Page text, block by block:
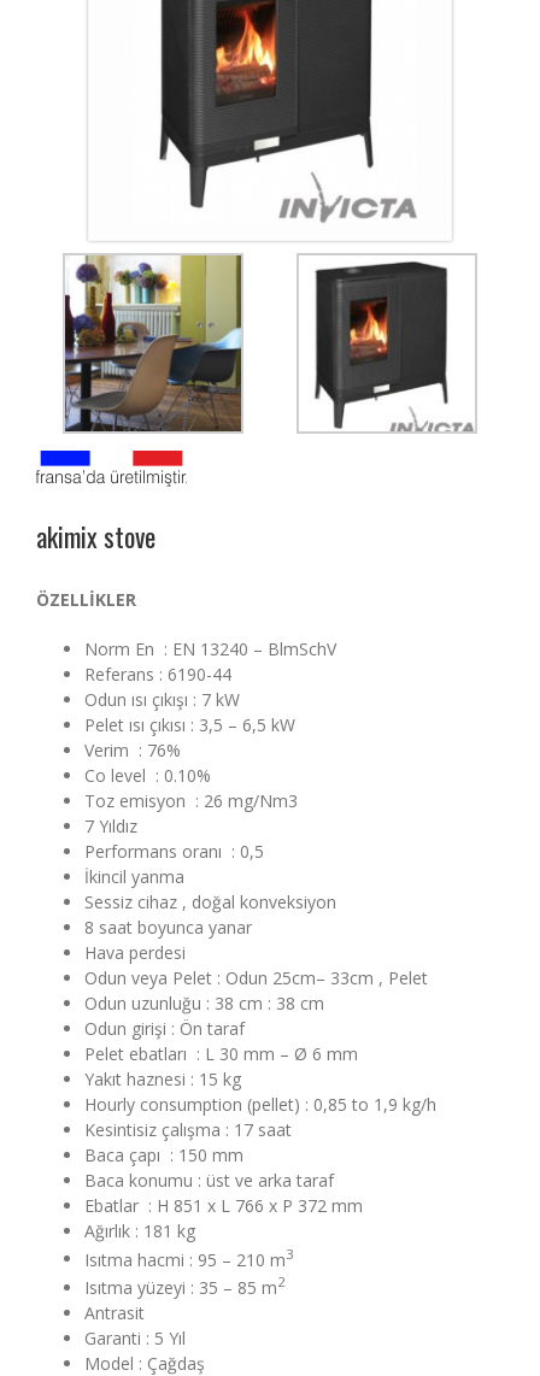
akimix stove
ÖZELLİKLER
Norm En : EN 13240 – BlmSchV
Referans : 6190-44
Odun ısı çıkışı : 7 kW
Pelet ısı çıkısı : 3,5 – 6,5 kW
Verim : 76%
Co level : 0.10%
Toz emisyon : 26 mg/Nm3
7 Yıldız
Performans oranı : 0,5
İkincil yanma
Sessiz cihaz , doğal konveksiyon
8 saat boyunca yanar
Hava perdesi
Odun veya Pelet : Odun 25cm– 33cm , Pelet
Odun uzunluğu : 38 cm : 38 cm
Odun girişi : Ön taraf
Pelet ebatları : L 30 mm – Ø 6 mm
Yakıt haznesi : 15 kg
Hourly consumption (pellet) : 0,85 to 1,9 kg/h
Kesintisiz çalışma : 17 saat
Baca çapı : 150 mm
Baca konumu : üst ve arka taraf
Ebatlar : H 851 x L 766 x P 372 mm
Ağırlık : 181 kg
Isıtma hacmi : 95 – 210 m3
Isıtma yüzeyi : 35 – 85 m2
Antrasit
Garanti : 5 Yıl
Model : Çağdaş